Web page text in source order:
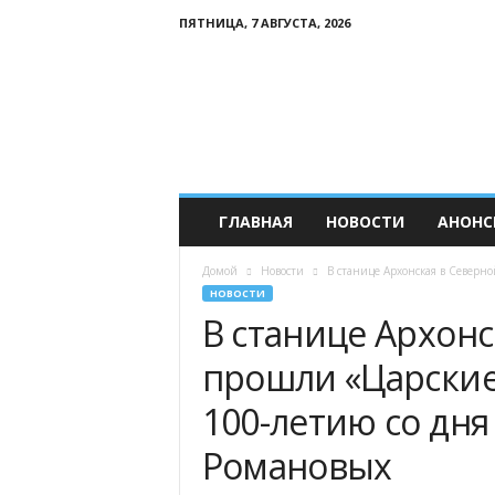
ПЯТНИЦА, 7 АВГУСТА, 2026
й
ГЛАВНАЯ НОВОСТИ
Домой Новости В станице Архонская в
НОВОСТИ
В станице
прошли
100-летию со
Романовых